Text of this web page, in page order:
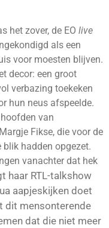
het zover, de EO live
als een
voor moesten blijven.
decor: een groot
verbazing toekeken
hun neus afspeelde.
van
Fikse, die voor de
hadden opgezet.
vanachter dat hek
haar RTL-talkshow
aapjeskijken doet
dit mensonterende
dat die niet meer